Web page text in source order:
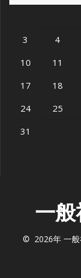
3
4
10
11
17
18
24
25
31
一
© 2026年 一般